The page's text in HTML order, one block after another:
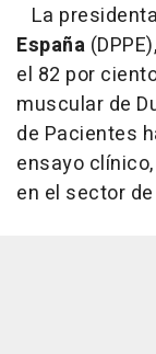
La
España
el 82 por
muscular de
de Pacientes
ensayo
en el sector